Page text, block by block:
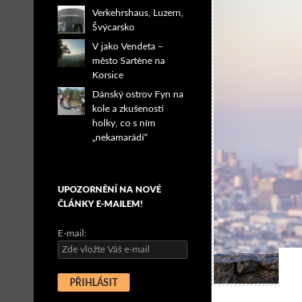
Verkehrshaus, Luzern,
Švýcarsko
V jako Vendeta –
město Sartène na
Korsice
Dánský ostrov Fyn na
kole a zkušenosti
holky, co s ním
„nekamarádí“
UPOZORNĚNÍ NA NOVÉ
ČLÁNKY E-MAILEM!
E-mail: